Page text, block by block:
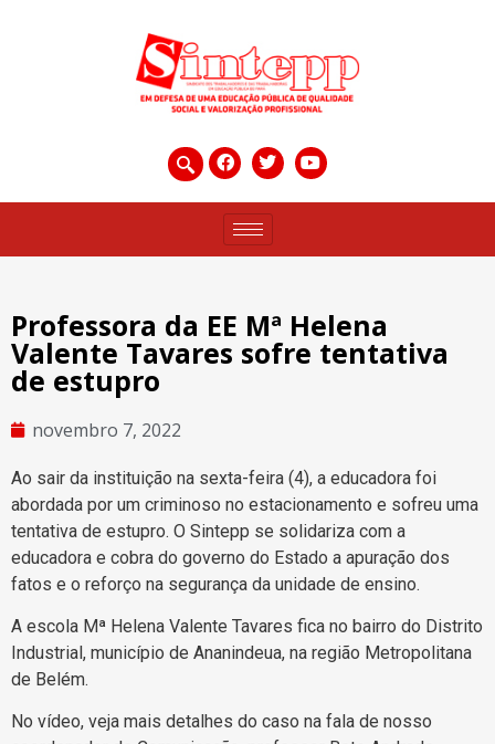
Professora da EE Mª Helena
Valente Tavares sofre tentativa
de estupro
novembro 7, 2022
Ao sair da instituição na sexta-feira (4), a educadora foi
abordada por um criminoso no estacionamento e sofreu uma
tentativa de estupro. O Sintepp se solidariza com a
educadora e cobra do governo do Estado a apuração dos
fatos e o reforço na segurança da unidade de ensino.
A escola Mª Helena Valente Tavares fica no bairro do Distrito
Industrial, município de Ananindeua, na região Metropolitana
de Belém.
No vídeo, veja mais detalhes do caso na fala de nosso